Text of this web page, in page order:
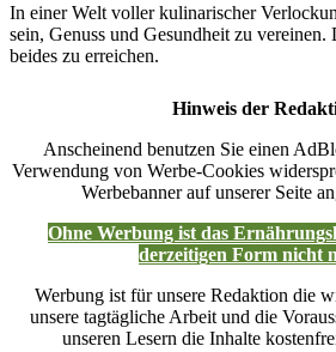
In einer Welt voller kulinarischer
sein, Genuss und Gesundheit zu vereinen.
beides zu erreichen.
Hinweis der
Anscheinend benutzen Sie einen
Verwendung von Werbe-Cookies
Werbebanner auf unserer Seite
Ohne Werbung ist das
derzeitigen Form nicht
Werbung ist für unsere Redaktion die
unsere tagtägliche Arbeit und die
unseren Lesern die Inhalte